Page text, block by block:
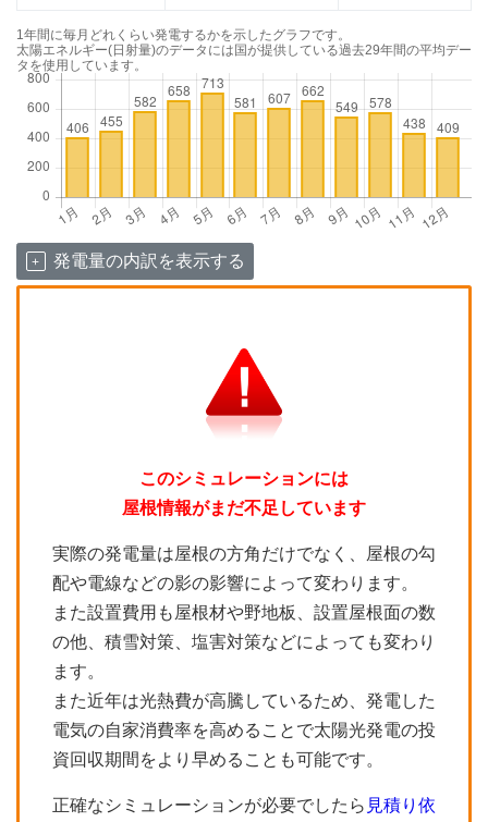
1年間に毎月どれくらい発電するかを示したグラフです。
太陽エネルギー(日射量)のデータには国が提供している過去29年間の平均デー
タを使用しています。
発電量の内訳を表示する
このシミュレーションには
屋根情報がまだ不足しています
実際の発電量は屋根の方角だけでなく、屋根の勾
配や電線などの影の影響によって変わります。
また設置費用も屋根材や野地板、設置屋根面の数
の他、積雪対策、塩害対策などによっても変わり
ます。
また近年は光熱費が高騰しているため、発電した
電気の自家消費率を高めることで太陽光発電の投
資回収期間をより早めることも可能です。
正確なシミュレーションが必要でしたら 見積り依